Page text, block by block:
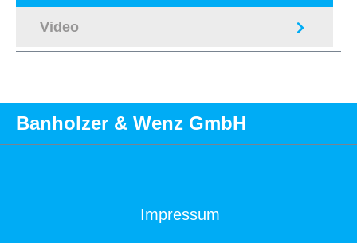
Video
Banholzer & Wenz GmbH
Impressum